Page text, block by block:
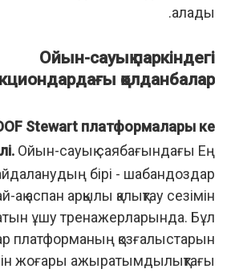
алады.
Ойын-сауық паркіндегі
қолданбалар
Stewart платформалары кең
Ойын-сауық саябағындағы Ең
бірі - шабандоздар
аспан арқылы қалықтау сезімін
ұшу тренажерларында. Бұл
платформаның қозғалыстарын
жоғары ажыратымдылықтағы